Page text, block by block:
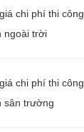
chi phí thi công
ngoài trời
chi phí thi công
sân trường